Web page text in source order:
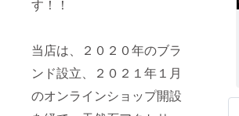
す！！
当店は、２０２０年のブラ
ンド設立、２０２１年１月
のオンラインショップ開設